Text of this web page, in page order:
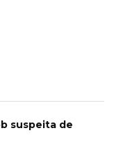
suspeita de